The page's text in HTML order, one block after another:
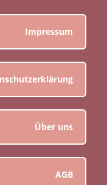
Impressum
Über uns
AGB